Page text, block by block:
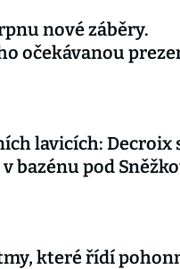
nové záběry.
očekávanou
lavicích: Decroix
bazénu pod
které řídí